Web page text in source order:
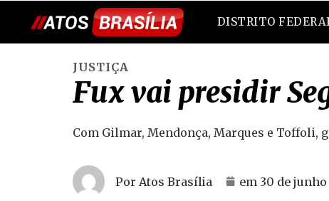
DISTRITO
JUSTIÇA
Fux vai presidir
Com Gilmar, Mendonça, Marques e Toffoli,
Por Atos Brasília em 30 de junho